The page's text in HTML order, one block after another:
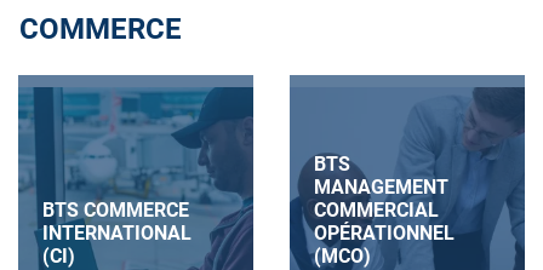
COMMERCE
BTS COMMERCE
INTERNATIONAL
(CI)
BTS
MANAGEMENT
COMMERCIAL
OPÉRATIONNEL
(MCO)